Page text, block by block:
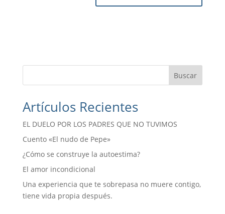
i
e
:
Buscar
Artículos Recientes
EL DUELO POR LOS PADRES QUE NO TUVIMOS
Cuento «El nudo de Pepe»
¿Cómo se construye la autoestima?
El amor incondicional
Una experiencia que te sobrepasa no muere contigo,
tiene vida propia después.